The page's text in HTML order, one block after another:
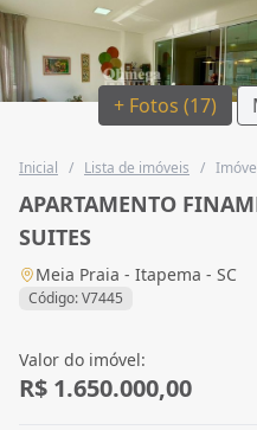
+ Fotos (17)
Inicial / Lista de imóveis /
APARTAMENTO
SUITES
Meia Praia - Itapema - SC
Código: V7445
Valor do imóvel:
R$ 1.650.000,00